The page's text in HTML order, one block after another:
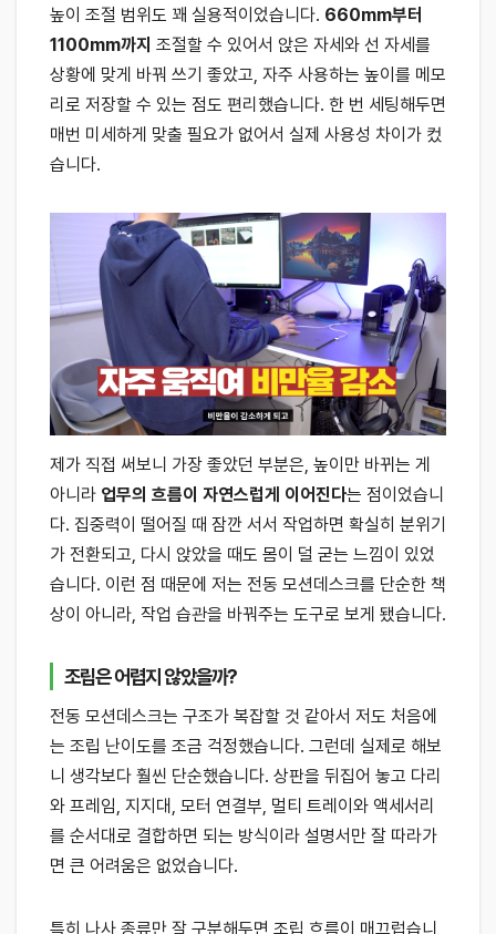
높이 조절 범위도 꽤 실용적이었습니다. 660mm부터
1100mm까지 조절할 수 있어서 앉은 자세와 선 자세를
상황에 맞게 바꿔 쓰기 좋았고, 자주 사용하는 높이를 메모
리로 저장할 수 있는 점도 편리했습니다. 한 번 세팅해두면
매번 미세하게 맞출 필요가 없어서 실제 사용성 차이가 컸
습니다.
제가 직접 써보니 가장 좋았던 부분은, 높이만 바뀌는 게
아니라 업무의 흐름이 자연스럽게 이어진다는 점이었습니
다. 집중력이 떨어질 때 잠깐 서서 작업하면 확실히 분위기
가 전환되고, 다시 앉았을 때도 몸이 덜 굳는 느낌이 있었
습니다. 이런 점 때문에 저는 전동 모션데스크를 단순한 책
상이 아니라, 작업 습관을 바꿔주는 도구로 보게 됐습니다.
조립은 어렵지 않았을까?
전동 모션데스크는 구조가 복잡할 것 같아서 저도 처음에
는 조립 난이도를 조금 걱정했습니다. 그런데 실제로 해보
니 생각보다 훨씬 단순했습니다. 상판을 뒤집어 놓고 다리
와 프레임, 지지대, 모터 연결부, 멀티 트레이와 액세서리
를 순서대로 결합하면 되는 방식이라 설명서만 잘 따라가
면 큰 어려움은 없었습니다.
특히 나사 종류만 잘 구분해두면 조립 흐름이 매끄럽습니